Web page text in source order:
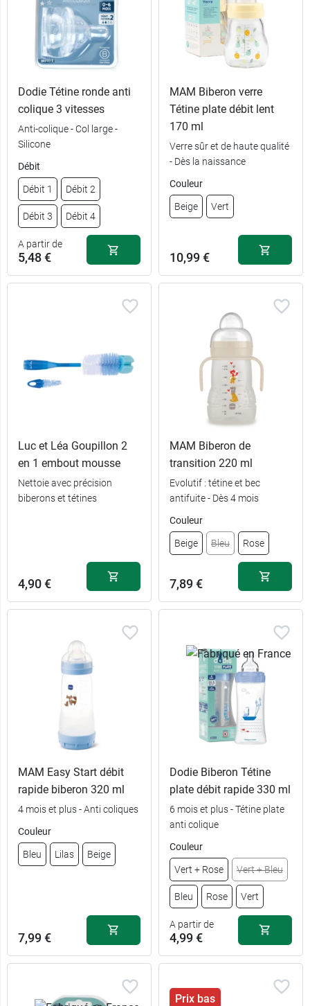
maternel)
4,89 €
M (Lait
4,89 €
Vert + Beige 13,79 €
13,59 €
Lilas + Beige 13,59 €
Dodie Tétine ronde anti
colique 3 vitesses
Anti-colique - Col large -
Silicone
Débit
Débit 1 Débit 2
Débit 3 Débit 4
A partir de
5,48 €
Débit 1 5,48 €
Débit 2 5,48 €
5,59 €
MAM Biberon verre
Tétine plate débit lent
170 ml
Verre sûr et de haute qualité
- Dès la naissance
Couleur
Beige Vert
10,99 €
Beige 10,99 €
10,99 €
Luc et Léa Goupillon 2
en 1 embout mousse
Nettoie avec précision
biberons et tétines
4,90 €
MAM Biberon de
transition 220 ml
Evolutif : tétine et bec
antifuite - Dès 4 mois
Couleur
Beige Bleu Rose
7,89 €
Beige 7,89 €
Rose 7,89 €
MAM Easy Start débit
rapide biberon 320 ml
4 mois et plus - Anti coliques
Couleur
Bleu Lilas Beige
7,99 €
Dodie Biberon Tétine
plate débit rapide 330 ml
6 mois et plus - Tétine plate
anti colique
Couleur
Vert + Rose Vert + Bleu
Bleu Rose Vert
A partir de
4,99 €
Prix bas